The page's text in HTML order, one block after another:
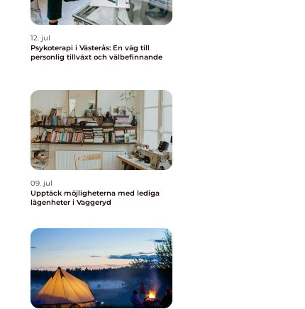
12. jul
Psykoterapi i Västerås: En väg till
personlig tillväxt och välbefinnande
09. jul
Upptäck möjligheterna med lediga
lägenheter i Vaggeryd